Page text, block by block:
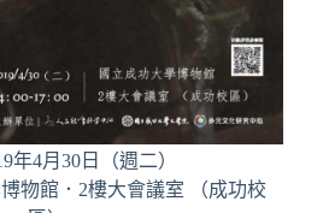
年4月30日（週二）
物館．2樓大會議室 （成功校